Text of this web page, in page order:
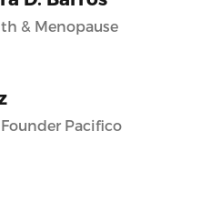
& Menopause
Pacifico